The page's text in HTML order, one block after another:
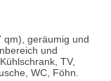
qm), geräumig und
und
TV,
WC, Föhn.